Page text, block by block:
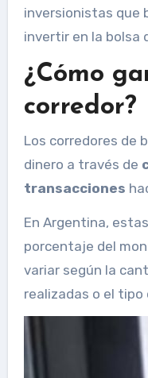
inversionistas que
invertir en la bolsa
¿Cómo
corredor?
Los corredores de
dinero a través de
transacciones
En Argentina,
porcentaje del
variar según la
realizadas o el tipo